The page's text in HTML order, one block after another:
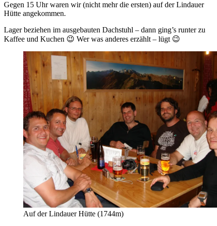
Gegen 15 Uhr waren wir (nicht mehr die ersten) auf der Lindauer
Hütte angekommen.
Lager beziehen im ausgebauten Dachstuhl – dann ging’s runter zu
Kaffee und Kuchen 😉 Wer was anderes erzählt – lügt 😉
Auf der Lindauer Hütte (1744m)